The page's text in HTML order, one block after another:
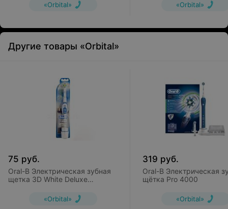
«Orbital» «Orbital»
Другие товары «Orbital»
75 руб.
Oral-B Электрическая зубная
щетка 3D White Deluxe
«Orbital»
319 руб.
Oral-B Электрическая
щётка Pro 4000
«Orbital»